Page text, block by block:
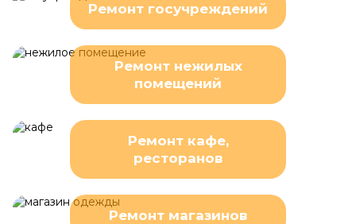
Ремонт госучреждений
Ремонт нежилых
помещений
Ремонт кафе,
ресторанов
Ремонт магазинов